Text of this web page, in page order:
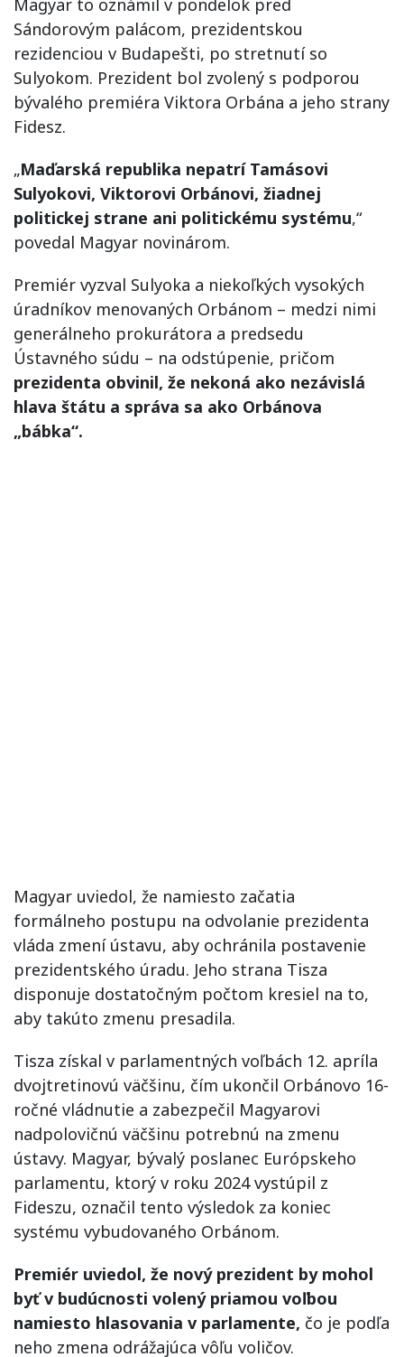
Sándorovým palácom, prezidentskou
rezidenciou v Budapešti, po stretnutí so
Sulyokom. Prezident bol zvolený s podporou
bývalého premiéra Viktora Orbána a jeho strany
Fidesz.
„Maďarská republika nepatrí Tamásovi
Sulyokovi, Viktorovi Orbánovi, žiadnej
politickej strane ani politickému systému,“
povedal Magyar novinárom.
Premiér vyzval Sulyoka a niekoľkých vysokých
úradníkov menovaných Orbánom – medzi nimi
generálneho prokurátora a predsedu
Ústavného súdu – na odstúpenie, pričom
prezidenta obvinil, že nekoná ako nezávislá
hlava štátu a správa sa ako Orbánova
„bábka“.
Magyar uviedol, že namiesto začatia
formálneho postupu na odvolanie prezidenta
vláda zmení ústavu, aby ochránila postavenie
prezidentského úradu. Jeho strana Tisza
disponuje dostatočným počtom kresiel na to,
aby takúto zmenu presadila.
Tisza získal v parlamentných voľbách 12. apríla
dvojtretinovú väčšinu, čím ukončil Orbánovo 16-
ročné vládnutie a zabezpečil Magyarovi
nadpolovičnú väčšinu potrebnú na zmenu
ústavy. Magyar, bývalý poslanec Európskeho
parlamentu, ktorý v roku 2024 vystúpil z
Fideszu, označil tento výsledok za koniec
systému vybudovaného Orbánom.
Premiér uviedol, že nový prezident by mohol
byť v budúcnosti volený priamou voľbou
namiesto hlasovania v parlamente, čo je podľa
neho zmena odrážajúca vôľu voličov.